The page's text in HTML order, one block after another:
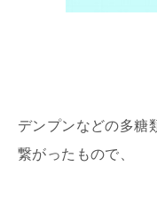
デンプンなどの多糖
繋がったもので、